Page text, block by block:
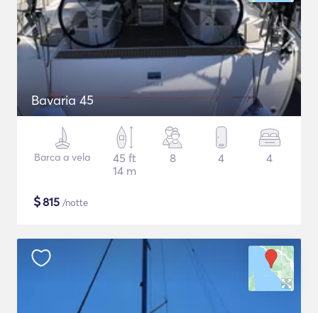
Bavaria 45
Barca a vela
45 ft
14 m
8 4 4
$815 /notte